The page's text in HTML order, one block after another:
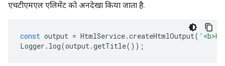
एचटीएमएल एलिमेंट को अनदेखा किया जाता है.
const output = HtmlService.createHtmlOutput(
Logger . log(output.getTitle());